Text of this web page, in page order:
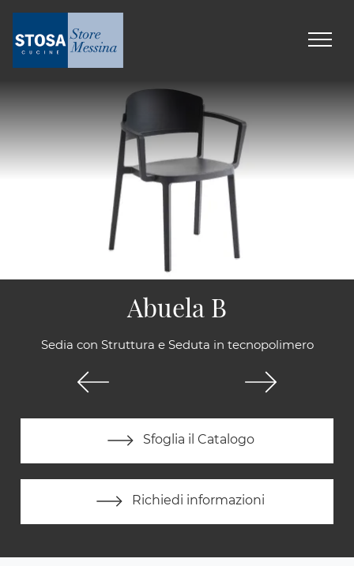
Sedia con Struttura e Seduta in tecnopolimero
Sfoglia il Catalogo
Richiedi informazioni
Abuela B